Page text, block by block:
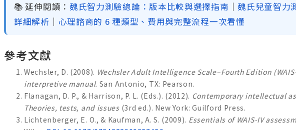
📚 延伸閱讀： 魏氏智力測驗總論：版本比較與選擇指南 ｜魏氏兒童智力
詳細解析 ｜ 心理諮商的 6 種類型、費用與完整流程一次看懂
參考文獻
Wechsler, D. (2008). Wechsler Adult Intelligence Scale–Fourth Edition
interpretive manual. San Antonio, TX: Pearson.
Flanagan, D. P., & Harrison, P. L. (Eds.). (2012). Contemporary intellectual
Theories, tests, and issues(3rd ed.). New York: Guilford Press.
Lichtenberger, E. O., & Kaufman, A. S. (2009). Essentials of WAIS-IV